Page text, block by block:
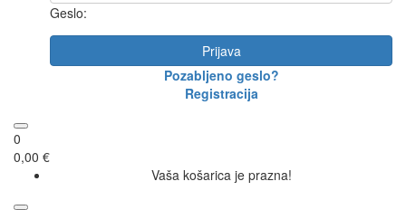
Geslo:
Prijava
Pozabljeno geslo?
Registracija
0
0,00 €
Vaša košarica je prazna!